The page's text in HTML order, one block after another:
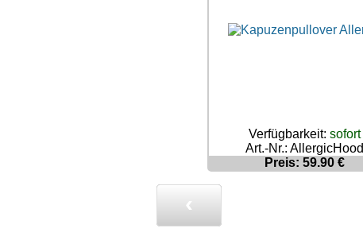
Verfügbarkeit:sofort
Art.-Nr.: AllergicHood
Preis: 59.90 €
‹